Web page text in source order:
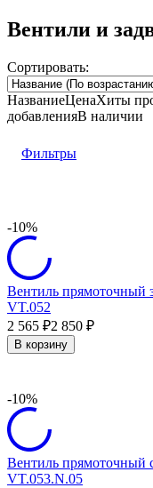
Вентили и
Сортировать:
НазваниеЦенаХиты
добавленияВ наличии
Фильтры
-10%
Вентиль прямоточный
VT.052
2 565 ₽2 850 ₽
В корзину
-10%
Вентиль прямоточный
VT.053.N.05